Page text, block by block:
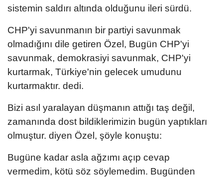
sistemin saldırı altında olduğunu ileri sürdü.
CHP'yi savunmanın bir partiyi savunmak
olmadığını dile getiren Özel, Bugün CHP'yi
savunmak, demokrasiyi savunmak, CHP'yi
kurtarmak, Türkiye'nin gelecek umudunu
kurtarmaktır. dedi.
Bizi asıl yaralayan düşmanın attığı taş değil,
zamanında dost bildiklerimizin bugün yaptıkları
olmuştur. diyen Özel, şöyle konuştu:
Bugüne kadar asla ağzımı açıp cevap
vermedim, kötü söz söylemedim. Bugünden